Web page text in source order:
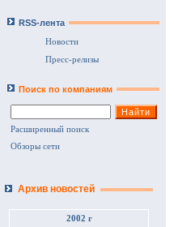
RSS-лента
Новости
Пресс-релизы
Поиск по компаниям
Расширенный поиск
Обзоры сети
Архив новостей
2002 г